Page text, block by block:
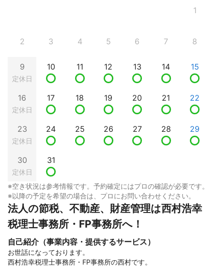
1
2 3 4 5 6 7 8
9
定休日
10 11 12 13 14 15
16
定休日
17 18 19 20 21 22
23
定休日
24 25 26 27 28 29
30
定休日
31
※空き状況は参考情報です。予約確定にはプロの確認が必要です。
※以降の予定を希望の場合は、プロにお問い合わせください。
法人の節税、不動産、財産管理は西村浩幸
税理士事務所・FP事務所へ！
自己紹介（事業内容・提供するサービス）
お世話になっております。
西村浩幸税理士事務所・FP事務所の西村です。